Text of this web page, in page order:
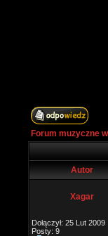
Forum muzyczne
Autor
Xagar
Dołączył: 25 Lut 2009
Posty: 9